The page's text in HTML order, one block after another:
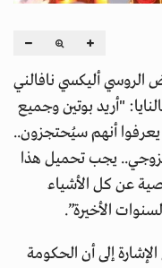
الروسي أليكسي نافالني
"أريد بوتين وجميع
أنهم سيُحتجزون..
يجب تحميل هذا
عن كل الأشياء
الأخيرة”.
إلى أن الحكومة